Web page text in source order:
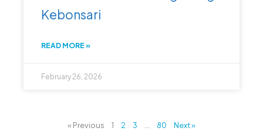
Kebonsari
READ MORE »
February 26, 2026
« Previous 1 2 3 80 Next »